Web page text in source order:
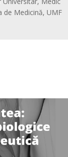
de Medicină, UMF